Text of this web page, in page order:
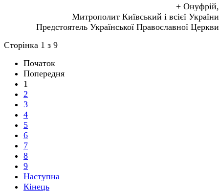
+ Онуфрій,
Митрополит Київський і всієї України
Предстоятель Української Православної Церкви
Сторінка 1 з 9
Початок
Попередня
1
2
3
4
5
6
7
8
9
Наступна
Кінець